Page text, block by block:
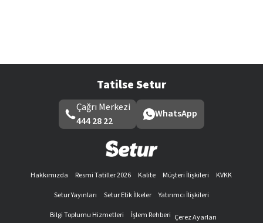
Tatilse Setur
Çağrı Merkezi
444 28 22
WhatsApp
Hakkımızda Resmi Tatiller 2026 Kalite Müşteri İlişkileri
KVKK
Setur Yayınları
Setur Etik İlkeler
Yatırımcı İlişkileri
Bilgi Toplumu Hizmetleri
İşlem Rehberi Çerez Ayarları